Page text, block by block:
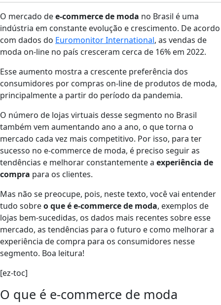
O mercado dee-commerce de moda no Brasil é uma
indústria em constante evolução e crescimento. De acordo
com dados do Euromonitor International, as vendas de
moda on-line no país cresceram cerca de 16% em 2022.
Esse aumento mostra a crescente preferência dos
consumidores por compras on-line de produtos de moda,
principalmente a partir do período da pandemia.
O número de lojas virtuais desse segmento no Brasil
também vem aumentando ano a ano, o que torna o
mercado cada vez mais competitivo. Por isso, para ter
sucesso no e-commerce de moda, é preciso seguir as
tendências e melhorar constantemente a experiência de
compra para os clientes.
Mas não se preocupe, pois, neste texto, você vai entender
tudo sobreo que é e-commerce de moda, exemplos de
lojas bem-sucedidas, os dados mais recentes sobre esse
mercado, as tendências para o futuro e como melhorar a
experiência de compra para os consumidores nesse
segmento. Boa leitura!
[ez-toc]
O que é e-commerce de moda